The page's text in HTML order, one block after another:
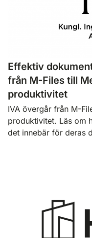
Effektiv
från M-Files till
produktivitet
IVA övergår från M-
produktivitet. Läs om
det innebär för deras